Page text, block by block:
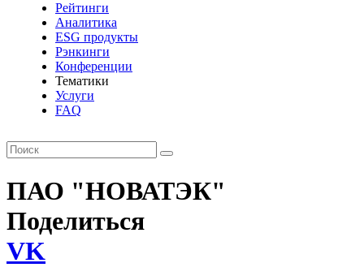
Рейтинги
Аналитика
ESG продукты
Рэнкинги
Конференции
Тематики
Услуги
FAQ
ПАО "НОВАТЭК"
Поделиться
VK